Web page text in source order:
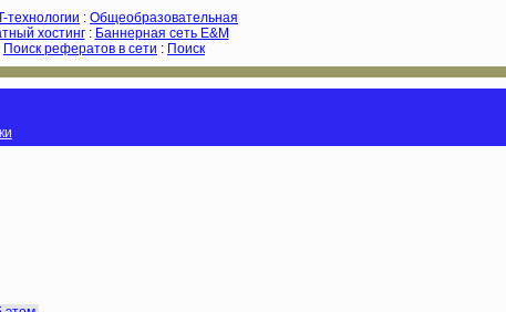
технологии : Общеобразовательная
хостинг: Баннерная сеть E&M
Поиск рефератов в сети : Поиск